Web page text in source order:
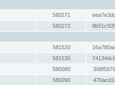
580271
580272
581520
581530
580080
580090